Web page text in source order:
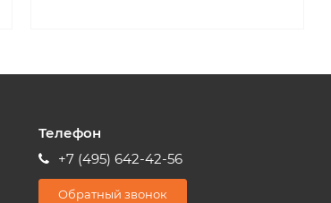
Телефон
+7 (495) 642-42-56
Обратный звонок